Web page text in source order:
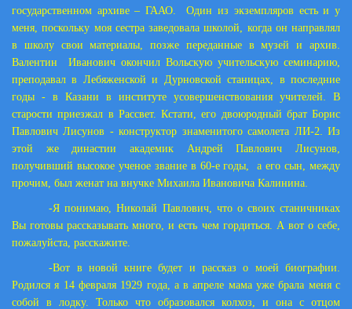
государственном архиве – ГААО. Один из экземпляров есть и у
меня, поскольку моя сестра заведовала школой, когда он направлял
в школу свои материалы, позже переданные в музей и архив.
Валентин Иванович окончил Вольскую учительскую семинарию,
преподавал в Лебяженской и Дурновской станицах, в последние
годы - в Казани в институте усовершенствования учителей. В
старости приезжал в Рассвет. Кстати, его двоюродный брат Борис
Павлович Лисунов - конструктор знаменитого самолета ЛИ-2. Из
этой же династии академик Андрей Павлович Лисунов,
получивший высокое ученое звание в 60-е годы, а его сын, между
прочим, был женат на внучке Михаила Ивановича Калинина.
-Я понимаю, Николай Павлович, что о своих станичниках
Вы готовы рассказывать много, и есть чем гордиться. А вот о себе,
пожалуйста, расскажите.
-Вот в новой книге будет и рассказ о моей биографии.
Родился я 14 февраля 1929 года, а в апреле мама уже брала меня с
собой в лодку. Только что образовался колхоз, и она с отцом